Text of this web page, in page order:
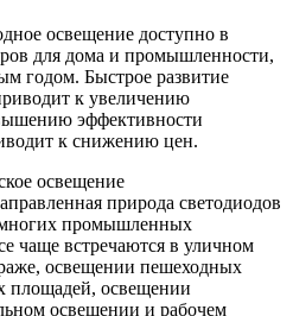
освещение доступно в
для дома и промышленности,
годом. Быстрое развитие
к увеличению
эффективности
к снижению цен.
освещение
природа светодиодов
промышленных
чаще встречаются в уличном
освещении пешеходных
площадей, освещении
освещении и рабочем